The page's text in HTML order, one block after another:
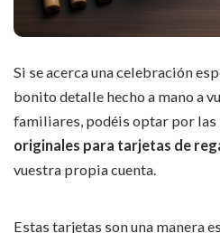
Si se acerca una celebración
bonito detalle hecho a mano a
familiares, podéis optar por las
originales para tarjetas de
vuestra propia cuenta.
Estas tarjetas son una manera